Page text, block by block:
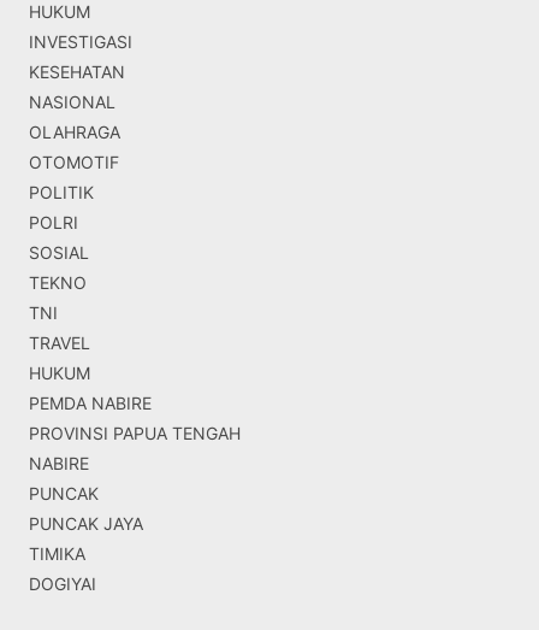
HUKUM
INVESTIGASI
KESEHATAN
NASIONAL
OLAHRAGA
OTOMOTIF
POLITIK
POLRI
SOSIAL
TEKNO
TNI
TRAVEL
HUKUM
PEMDA NABIRE
PROVINSI PAPUA TENGAH
NABIRE
PUNCAK
PUNCAK JAYA
TIMIKA
DOGIYAI